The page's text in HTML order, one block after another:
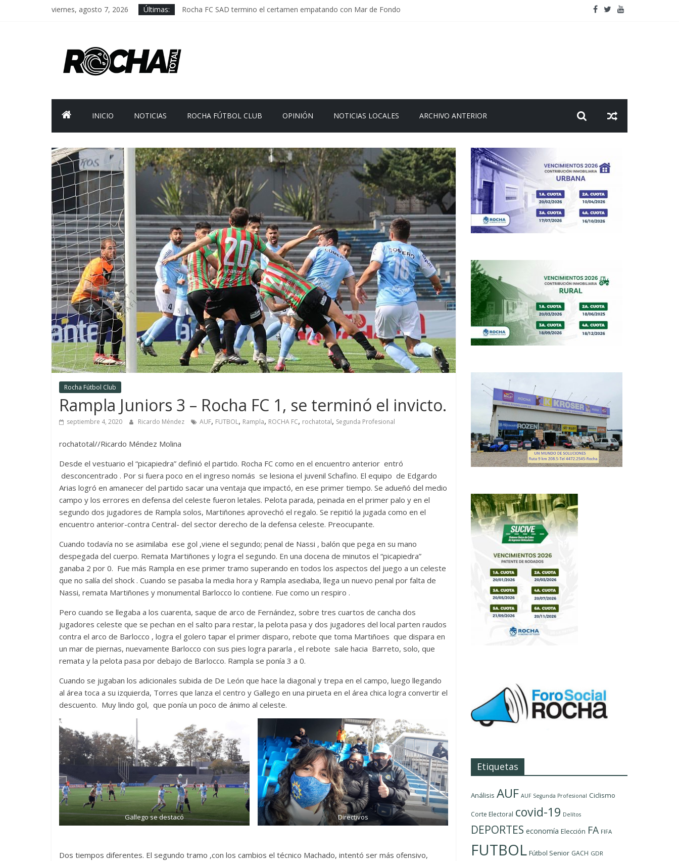
viernes, agosto 7, 2026 Últimas:
Rocha FC SAD termino el certamen empatando con Mar de Fondo
INICIO NOTICIAS ROCHA FÚTBOL CLUB OPINIÓN NOTICIAS LOCALES ARCHIVO ANTERIOR
Rocha Fútbol Club
Rampla Juniors 3 – Rocha FC 1, se terminó el invicto.
septiembre 4, 2020 Ricardo Méndez AUF, FUTBOL, Rampla, ROCHA FC, rochatotal, Segunda Profesional
rochatotal//Ricardo Méndez Molina
Desde el vestuario el “picapiedra” definió el partido. Rocha FC como en el encuentro anterior entró
desconcentrado . Por si fuera poco en el ingreso nomás se lesiona el juvenil Schafino. El equipo de Edgardo
Arias logró en amanecer del partido sacar una ventaja que impactó, en ese primer tiempo. Se adueñó del medio
campo y los errores en defensa del celeste fueron letales. Pelota parada, peinada en el primer palo y en el
segundo dos jugadores de Rampla solos, Martiñones aprovechó el regalo. Se repitió la jugada como en el
encuentro anterior-contra Central- del sector derecho de la defensa celeste. Preocupante.
Cuando todavía no se asimilaba ese gol ,viene el segundo; penal de Nassi , balón que pega en su mano
despegada del cuerpo. Remata Martiñones y logra el segundo. En una docena de minutos el “picapiedra”
ganaba 2 por 0. Fue más Rampla en ese primer tramo superando en todos los aspectos del juego a un celeste
que no salía del shock . Cuando se pasaba la media hora y Rampla asediaba, llega un nuevo penal por falta de
Nassi, remata Martiñones y monumental Barlocco lo contiene. Fue como un respiro .
Pero cuando se llegaba a los cuarenta, saque de arco de Fernández, sobre tres cuartos de cancha dos
jugadores celeste que se pechan en el salto para restar, la pelota pasa y dos jugadores del local parten raudos
contra el arco de Barlocco , logra el golero tapar el primer disparo, rebote que toma Martiñoes que dispara en
un mar de piernas, nuevamente Barlocco con sus pies logra pararla , el rebote sale hacia Barreto, solo, que
remata y la pelota pasa por debajo de Barlocco. Rampla se ponía 3 a 0.
Cuando se jugaban los adicionales subida de De León que hace la diagonal y trepa en el campo, luego llegando
al área toca a su izquierda, Torres que lanza el centro y Gallego en una pirueta en el área chica logra convertir el
descuento. Muy lindo gol, que ponía un poco de ánimo al celeste.
Gallego se destacó Directivos
Dos tiempos diferentes. El segundo tramo ,con los cambios el técnico Machado, intentó ser más ofensivo,
Etiquetas
Análisis AUF AUF Segunda Profesional Ciclismo
Corte Electoral covid-19 Delítos
DEPORTES economía Elección FA FIFA
FUTBOL Fútbol Senior GACH GDR